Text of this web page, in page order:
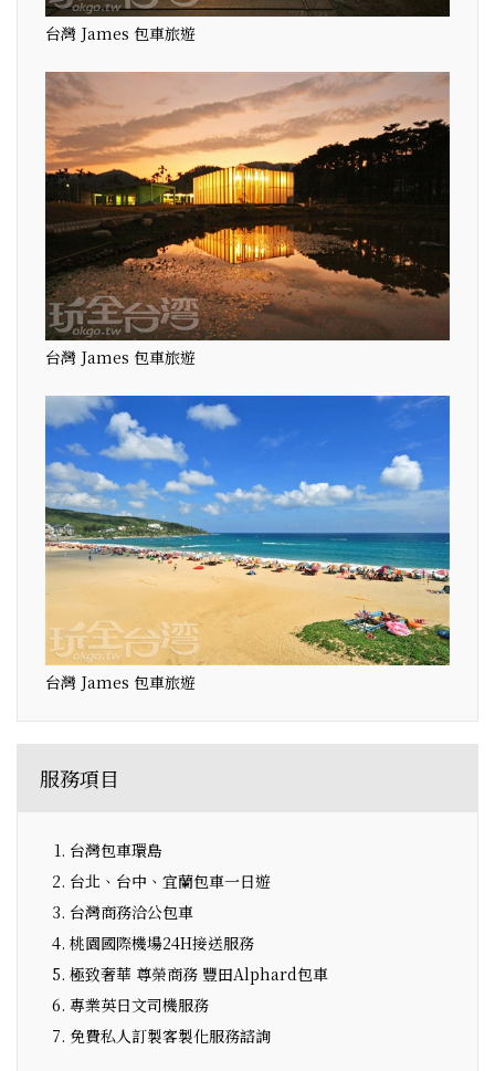
台灣 James 包車旅遊
台灣 James 包車旅遊
台灣 James 包車旅遊
服務項目
台灣包車環島
台北、台中、宜蘭包車一日遊
台灣商務洽公包車
桃園國際機場24H接送服務
極致奢華 尊榮商務 豐田Alphard包車
專業英日文司機服務
免費私人訂製客製化服務諮詢